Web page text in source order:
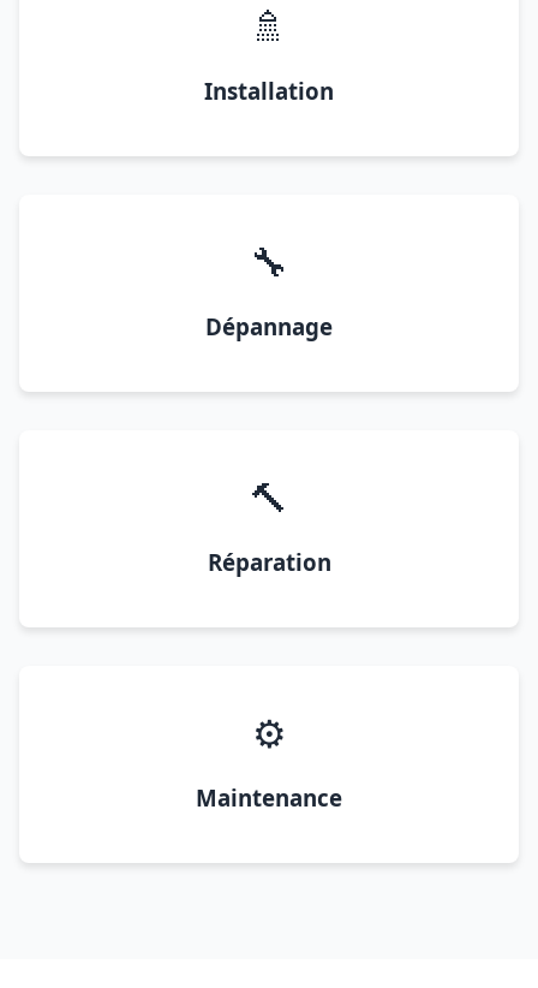
🚿
Installation
🔧
Dépannage
🔨
Réparation
⚙️
Maintenance